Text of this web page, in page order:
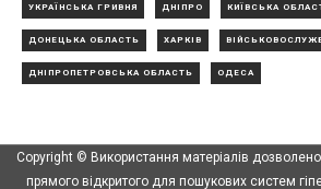
УКРАЇНСЬКА ГРИВНЯ ДНІПРО КИЇВСЬКА
ДОНЕЦЬКА ОБЛАСТЬ ХАРКІВ
ДНІПРОПЕТРОВСЬКА ОБЛАСТЬ ОДЕСА
Copyright © Використання матеріалів
прямого відкритого для пошукових систем